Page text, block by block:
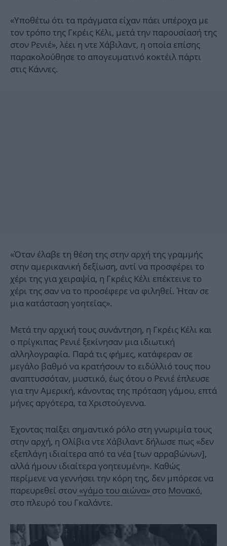
«Υποθέτω ότι τα πράγματα είχαν πάει υπέροχα με
τον τρόπο της Γκρέις Κέλι, μετά την παρουσίασή της
στον Ρενιέ», λέει η ντε Χάβιλαντ, η οποία επίσης
παρακολούθησε το απογευματινό κοκτέιλ πάρτι
στις Κάννες.
«Όταν έλαβε τη θέση της στην αρχή της γραμμής
στην αμερικανική δεξίωση, αντί να προσφέρει το
χέρι της για χειραψία, η Γκρέις Κέλι επέκτεινε το
χέρι της σαν να το προσέφερε να φιληθεί. Ήταν σε
μια κατάσταση γοητείας».
Μετά την αρχική τους συνάντηση, η Γκρέις Κέλι και
ο πρίγκιπας Ρενιέ ξεκίνησαν μια ιδιωτική
αλληλογραφία. Παρά τις φήμες, κατάφεραν σε
μεγάλο βαθμό να κρατήσουν το ειδύλλιό τους που
αναπτυσσόταν, μυστικό, έως ότου ο Ρενιέ έπλευσε
για την Αμερική, κάνοντας της πρόταση γάμου, επτά
μήνες αργότερα, τα Χριστούγεννα.
Έχοντας παίξει σημαντικό ρόλο στη γνωριμία τους
στην αρχή, η Ολίβια ντε Χάβιλαντ δήλωσε πως «δεν
εξεπλάγη ιδιαίτερα από τα νέα [των αρραβώνων],
αλλά ήμουν ιδιαίτερα γοητευμένη». Καθώς
περίμενε να γεννήσει την κόρη της, δεν μπόρεσε να
παρευρεθεί στον «γάμο του αιώνα» στο Μονακό,
στο πλευρό του Γκαλάντε.